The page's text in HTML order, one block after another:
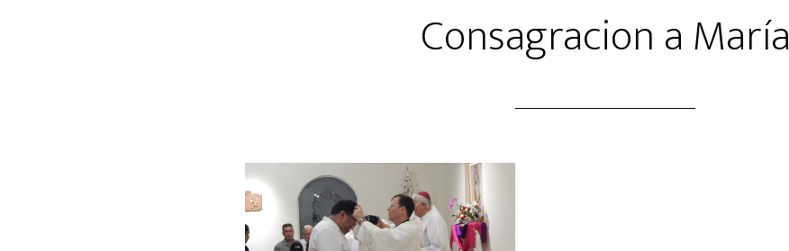
Consagracion a María